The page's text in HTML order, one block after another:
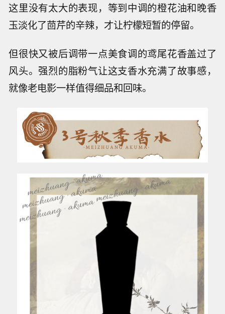
这里没有太大的表现，等到中调的橙花油和晚香
玉淡化了茴芹的辛辣，才让柠檬短暂的停留。
但很快又被后调带一点美食调的鸢尾花香盖过了
风头。强烈的脂粉气让这支香水充满了故事感，
就像老电影一样值得细品和回味。